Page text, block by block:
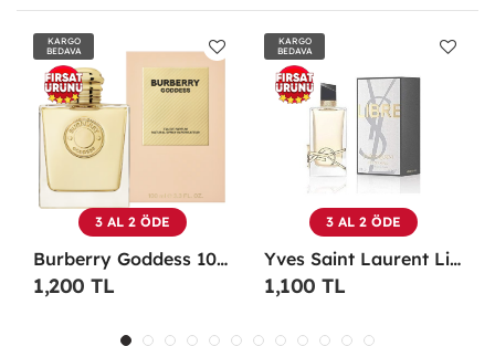
KARGO
BEDAVA
3 AL 2 ÖDE
Burberry Goddess 100 ML EDP Kadın Parfümü -
1,200 TL
KARGO
BEDAVA
3 AL 2 ÖDE
Yves Saint Laurent Libre EDP 90 Ml Kadın Parfüm - YSLL
1,100 TL